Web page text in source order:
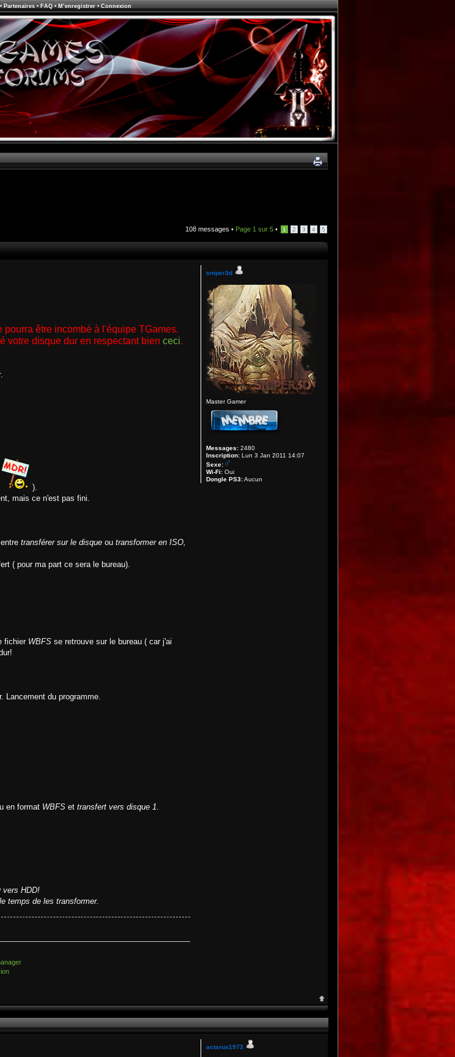
Partenaires• FAQ• M’enregistrer• Connexion
108 messages • Page 1 sur 5 • 1 2 3 4 5
être incombé à l'équipe TGames.
votre disque dur en respectant bien ceci.
.
).
mais ce n'est pas fini.
transférer sur le disque ou transformer en ISO,
( pour ma part ce sera le bureau).
fichier WBFS se retrouve sur le bureau ( car j'ai
Lancement du programme.
en format WBFS et transfert vers disque 1
vers HDD!
temps de les transformer.
sniper3d
Master Gamer
Messages: 2480
Inscription: Lun 3 Jan 2011 14:07
Sexe:
Wi-Fi: Oui
Dongle PS3:Aucun
actarus1973